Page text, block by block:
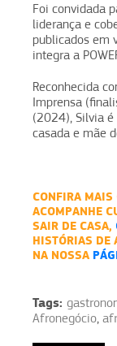
Foi convidada
liderança e
publicados em
integra a
Reconhecida
Imprensa
(2024), Silvia é
casada e mãe
CONFIRA MAIS
ACOMPANHE
SAIR DE CASA,
HISTÓRIAS DE
NA NOSSA
Tags:
Afronegócio,